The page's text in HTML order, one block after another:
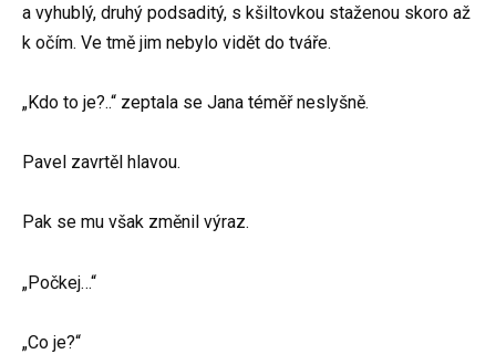
a vyhublý, druhý podsaditý, s kšiltovkou staženou skoro až
k očím. Ve tmě jim nebylo vidět do tváře.
„Kdo to je?..“ zeptala se Jana téměř neslyšně.
Pavel zavrtěl hlavou.
Pak se mu však změnil výraz.
„Počkej…“
„Co je?“